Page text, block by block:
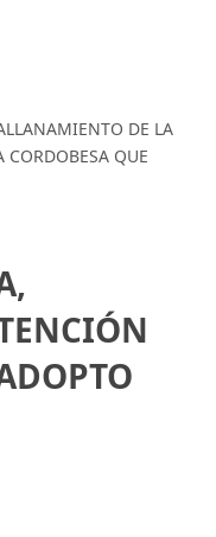
DE LA
CORDOBESA QUE